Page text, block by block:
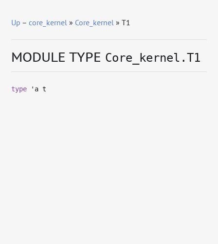
Up –core_kernel » Core_kernel » T1
MODULE TYPE Core_kernel.T1
type 'a t